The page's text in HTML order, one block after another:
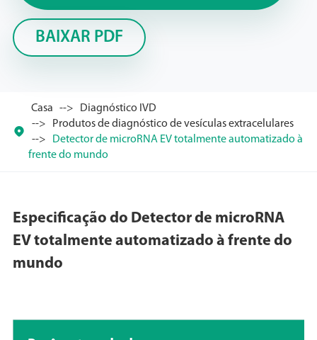
BAIXAR PDF

Casa
Diagnóstico IVD
Produtos de diagnóstico de vesículas extracelulares
Detector de microRNA EV totalmente automatizado à
frente do mundo
Especificação do Detector de microRNA
EV totalmente automatizado à frente do
mundo